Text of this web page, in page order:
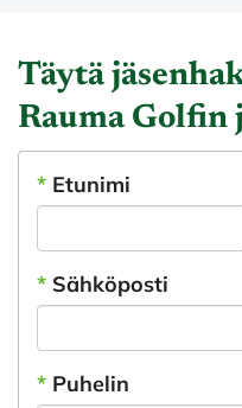
Täytä
Rauma Golfin
* Etunimi
* Sähköposti
* Puhelin